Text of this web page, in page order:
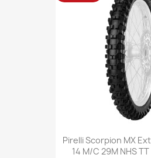
Pirelli Scorpion MX
14 M/C 29M NHS